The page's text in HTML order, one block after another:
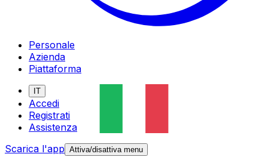
Personale
Azienda
Piattaforma
IT
Accedi
Registrati
Assistenza
Scarica l'app Attiva/disattiva menu